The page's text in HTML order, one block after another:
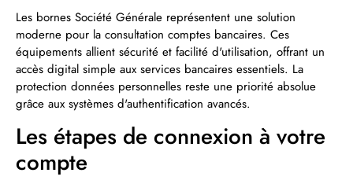
Les bornes Société Générale représentent une solution
moderne pour la consultation comptes bancaires. Ces
équipements allient sécurité et facilité d'utilisation, offrant un
accès digital simple aux services bancaires essentiels. La
protection données personnelles reste une priorité absolue
grâce aux systèmes d'authentification avancés.
Les étapes de connexion à votre
compte